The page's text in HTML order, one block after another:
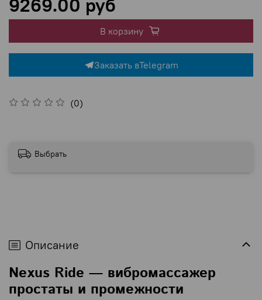
(0)
В корзину
Заказать вTelegram
Выбрать
Описание
Nexus Ride — вибромассажер
простаты и промежности